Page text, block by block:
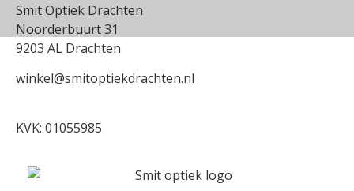
Smit Optiek Drachten
Noorderbuurt 31
9203 AL Drachten
winkel@smitoptiekdrachten.nl
KVK: 01055985